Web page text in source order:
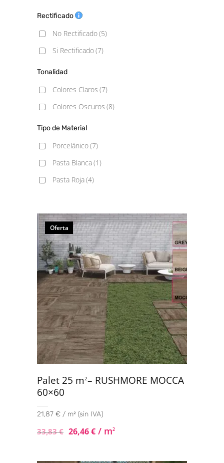
45x45 (3)
60x60
(3)
60x60 - 20mm(3)
Rectificado
No Rectificado(5)
Si Rectificado(7)
Tonalidad
Colores Claros (7)
Colores Oscuros (8)
Tipo de Material
Porcelánico(7)
Pasta Blanca(1)
Pasta Roja(4)
Oferta
Palet 25 m2– RUSHMORE MOCCA
60×60
21,87 € / m² (sin IVA)
33,83€ 26,46€ / m2